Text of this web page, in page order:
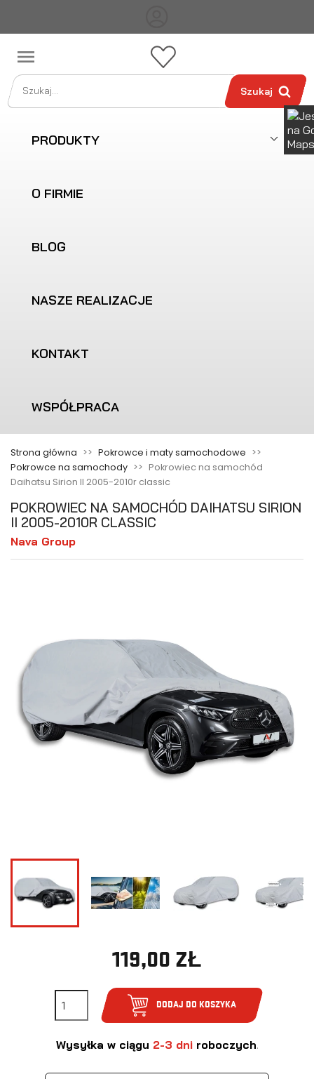

Szukaj
PRODUKTY
O FIRMIE
BLOG
NASZE REALIZACJE
KONTAKT
WSPÓŁPRACA
Strona główna
Pokrowce i maty samochodowe
Pokrowce na samochody
Pokrowiec na samochód
Daihatsu Sirion II 2005-2010r classic
POKROWIEC NA SAMOCHÓD DAIHATSU SIRION
II 2005-2010R CLASSIC
Nava Group
119,00 ZŁ
DODAJ DO KOSZYKA
Wysyłka w ciągu 2-3 dni roboczych.